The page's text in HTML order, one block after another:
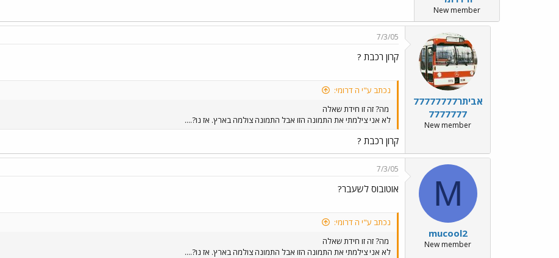
New member
אביתר77777777
7777777
New member
7/3/05
קרון רכבת ?
נכתב ע"י ה דרומי:
מה? זה זו חידת שאלה
לא אני צילמתי את התמונה הזו אבל התמונה צולמה בארץ. אז נו?....
קרון רכבת ?
M
mucool2
New member
7/3/05
אוטובוס לשעבר?
נכתב ע"י ה דרומי:
מה? זה זו חידת שאלה
לא אני צילמתי את התמונה הזו אבל התמונה צולמה בארץ. אז נו?....